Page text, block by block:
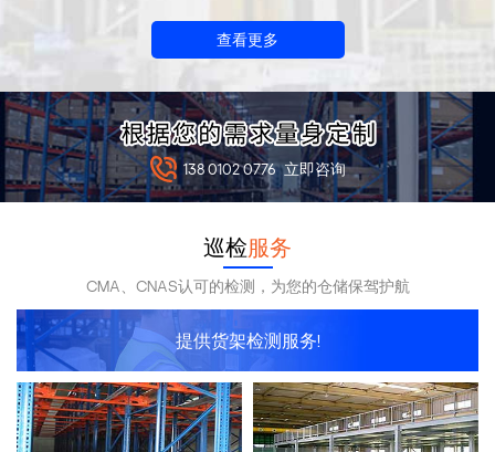
查看更多
138 0102 0776 立即咨询
巡检服务
CMA、CNAS认可的检测，为您的仓储保驾护航
提供货架检测服务!